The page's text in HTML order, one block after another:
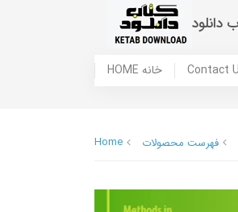
دانلود
HOME خانه
Home فهرست محصولات